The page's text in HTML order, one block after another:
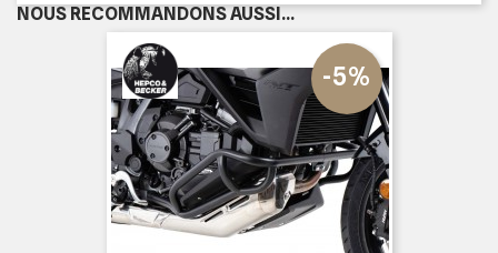
NOUS RECOMMANDONS AUSSI...
-5%